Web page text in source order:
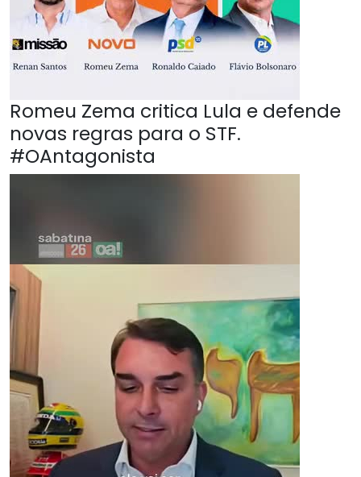
Romeu Zema critica Lula e defende
novas regras para o STF.
#OAntagonista